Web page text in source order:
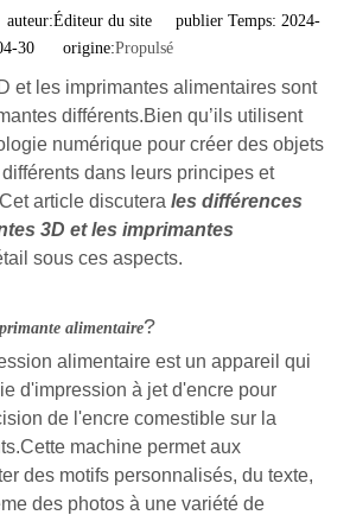
du site publier Temps: 2024-
30 origine:Propulsé
et les imprimantes alimentaires sont
différents.Bien qu’ils utilisent
numérique pour créer des objets
dans leurs principes et
article discutera les différences
3D et les imprimantes
sous ces aspects.
alimentaire?
alimentaire est un appareil qui
d'impression à jet d'encre pour
de l'encre comestible sur la
machine permet aux
des motifs personnalisés, du texte,
des photos à une variété de